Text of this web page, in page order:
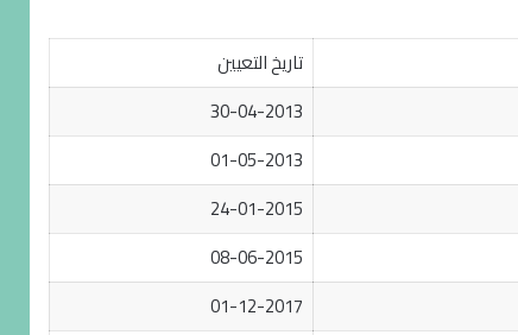
تاريخ التعيين
30-04-2013
01-05-2013
24-01-2015
08-06-2015
01-12-2017